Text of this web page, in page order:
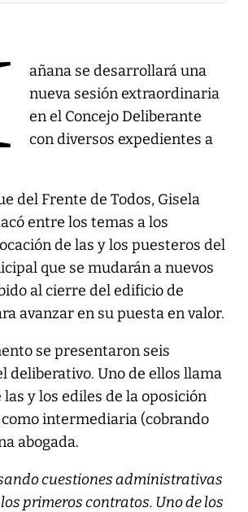
añana se desarrollará una
nueva sesión extraordinaria
en el Concejo Deliberante
con diversos expedientes a
del Frente de Todos, Gisela
entre los temas a los
de las y los puesteros del
que se mudarán a nuevos
al cierre del edificio de
avanzar en su puesta en valor.
se presentaron seis
deliberativo. Uno de ellos llama
y los ediles de la oposición
intermediaria (cobrando
abogada.
cuestiones administrativas
primeros contratos. Uno de los